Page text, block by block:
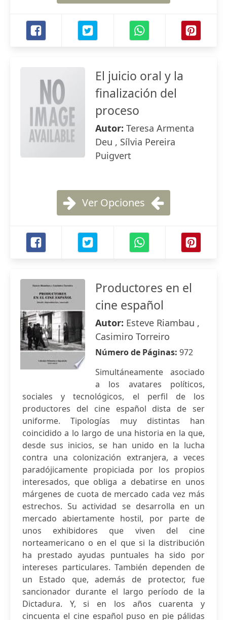
El juicio oral y la
finalización del
proceso
Autor: Teresa Armenta
Deu , Sílvia Pereira
Puigvert
Ver Opciones
Productores en el
cine español
Autor: Esteve Riambau ,
Casimiro Torreiro
Número de Páginas: 972
Simultáneamente asociado
a los avatares políticos,
sociales y tecnológicos, el perfil de los
productores del cine español dista de ser
uniforme. Tipologías muy distintas han
coincidido a lo largo de una historia en la que,
desde sus inicios, se han unido en la lucha
contra una colonización extranjera, a veces
paradójicamente propiciada por los propios
interesados, que obliga a debatirse en unos
márgenes de cuota de mercado cada vez más
estrechos. Su actividad se desarrolla en un
mercado abiertamente hostil, por parte de
unos exhibidores que viven del cine
norteamericano o en el que si la distribución
ha prestado ayudas puntuales ha sido por
intereses particulares. También dependen de
un Estado que, además de protector, fue
sancionador durante el largo período de la
Dictadura. Y, si en los años cuarenta y
cincuenta el cine español puso en pie pálidas